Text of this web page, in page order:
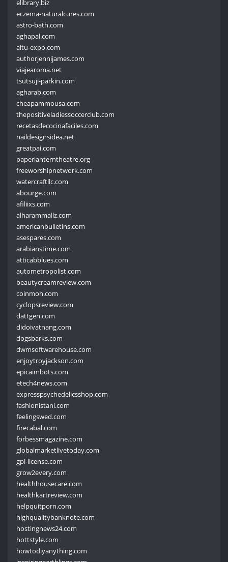
elibrary.biz
eczema-naturalcures.com
astro-bath.com
aghapal.com
altu-expo.com
authorjennijames.com
viajearoma.net
tsutsuji-parkin.com
agharab.com
cheapammousa.com
thepositiveladiessoccerclub.com
recetasdecocinafaciles.com
naildesignsidea.net
greatpai.com
paperlanterntheatre.org
freeworshipnetwork.com
watercraftllc.com
abourge.com
afiliixs.com
alharammallz.com
americanbulletins.com
asespares.com
arabianstime.com
atticabblues.com
autometropolist.com
beautycreamreview.com
coinmoh.com
cyclopsreview.com
dattgen.com
didoivatnang.com
dogsbarks.com
dwmsoftwarehouse.com
enjoytroyjackson.com
epicaimbots.com
etech4news.com
expresspsychedelicsshop.com
fashionistani.com
feelingswed.com
firecabal.com
forbessmagazine.com
globalmarketlivetoday.com
gpl-license.com
grow2every.com
healthhousecare.com
healthkartreview.com
helpquitporn.com
highqualitybanknote.com
hostingnews24.com
hottstyle.com
howtodiyanything.com